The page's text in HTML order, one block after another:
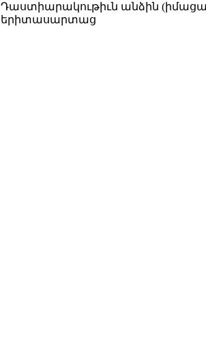
Դաստիարակութիւն անձին
երիտասարտաց